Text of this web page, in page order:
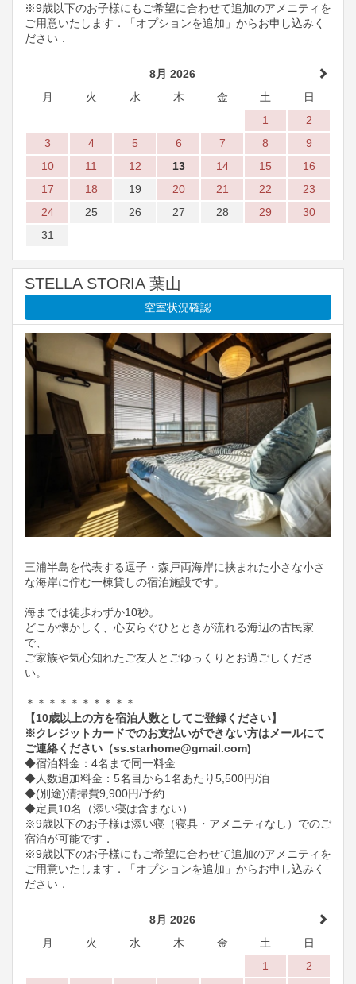
※9歳以下のお子様にもご希望に合わせて追加のアメニティを
ご用意いたします．「オプションを追加」からお申し込みく
ださい．
8月 2026
月
火 水 木 金 土
日
1
2
3
4 5 6 7 8
9
10
11 12 13 14 15
16
17
18 19 20 21 22
23
24
25 26 27 28 29
30
31
STELLA STORIA 葉山
空室状況確認
三浦半島を代表する逗子・森戸両海岸に挟まれた小さな小さ
な海岸に佇む一棟貸しの宿泊施設です。
海までは徒歩わずか10秒。
どこか懐かしく、心安らぐひとときが流れる海辺の古民家
で、
ご家族や気心知れたご友人とごゆっくりとお過ごしくださ
い。​
＊＊＊＊＊＊＊＊＊＊
【10歳以上の方を宿泊人数としてご登録ください】
※クレジットカードでのお支払いができない方はメールにて
ご連絡ください（ss.starhome@gmail.com)
◆宿泊料金：4名まで同一料金
◆人数追加料金：5名目から1名あたり5,500円/泊
◆(別途)清掃費9,900円/予約
◆定員10名（添い寝は含まない）
※9歳以下のお子様は添い寝（寝具・アメニティなし）でのご
宿泊が可能です．
※9歳以下のお子様にもご希望に合わせて追加のアメニティを
ご用意いたします．「オプションを追加」からお申し込みく
ださい．
8月 2026
月
火 水 木 金 土
日
1
2